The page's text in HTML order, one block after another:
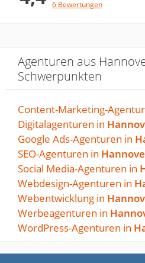
Wer weiter und voran
27. Januar 2023
Mathias, vielen Dank
Gute Arbeit!
von Alex Pfa · 3. November 2022
Gute Arbeit!
Antwort von Fischer
3. Februar 2023
🙏
6 Bewertungen
Agenturen aus
Schwerpunkten
Content-Marketing-
Digitalagenturen in
Google Ads-Agenturen in
SEO-Agenturen in
Social Media-Agenturen in
Webdesign-Agenturen in
Webentwicklung in
Werbeagenturen in
WordPress-Agenturen in